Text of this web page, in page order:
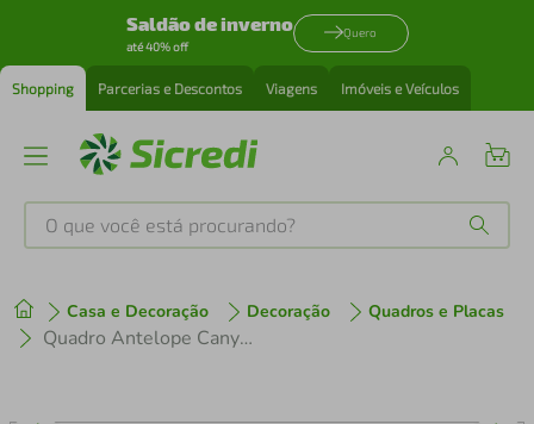
Saldão de inverno
até 40% off
Quero
Shopping Parcerias e Descontos Viagens Imóveis e Veículos
O que você está procurando?
Casa e Decoração Decoração Quadros e Placas
Quadro Antelope Canyon Arizona 60x43 Filete Marfim
1º tenis